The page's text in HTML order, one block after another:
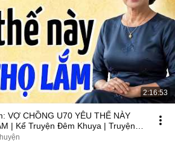
2:16:53
VỢ CHỒNG U70 YÊU THẾ NÀY
| Kể Truyện Đêm Khuya | Truyện